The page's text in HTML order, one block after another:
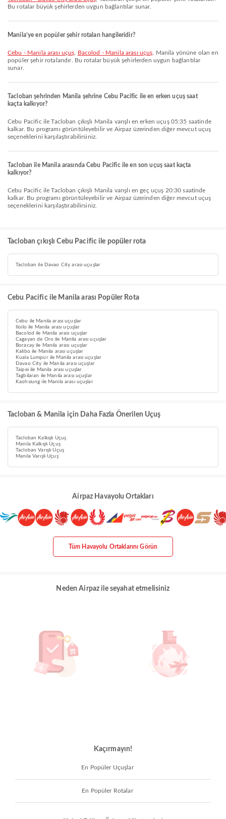
Bu rotalar büyük şehirlerden uygun bağlantılar sunar.
Manila’ye en popüler şehir rotaları hangileridir?
Cebu - Manila arası uçuş Bacolod - Manila arası uçuş , Manila yönüne olan en
popüler şehir rotalarıdır. Bu rotalar büyük şehirlerden uygun bağlantılar
sunar.
Tacloban şehrinden Manila şehrine Cebu Pacific ile en erken uçuş saat
kaçta kalkıyor?
Cebu Pacific ile Tacloban çıkışlı Manila varışlı en erken uçuş 05:35 saatinde
kalkar. Bu programı görüntüleyebilir ve Airpaz üzerinden diğer mevcut uçuş
seçeneklerini karşılaştırabilirsiniz.
Tacloban ile Manila arasında Cebu Pacific ile en son uçuş saat kaçta
kalkıyor?
Cebu Pacific ile Tacloban çıkışlı Manila varışlı en geç uçuş 20:30 saatinde
kalkar. Bu programı görüntüleyebilir ve Airpaz üzerinden diğer mevcut uçuş
seçeneklerini karşılaştırabilirsiniz.
Tacloban çıkışlı Cebu Pacific ile popüler rota
Tacloban ile Davao City arası uçuşlar
Cebu Pacific ile Manila arası Popüler Rota
Cebu ile Manila arası uçuşlar
Iloilo ile Manila arası uçuşlar
Bacolod ile Manila arası uçuşlar
Cagayan de Oro ile Manila arası uçuşlar
Boracay ile Manila arası uçuşlar
Kalibo ile Manila arası uçuşlar
Kuala Lumpur ile Manila arası uçuşlar
Davao City ile Manila arası uçuşlar
Taipei ile Manila arası uçuşlar
Tagbilaran ile Manila arası uçuşlar
Kaohsiung ile Manila arası uçuşlar
Tacloban & Manila için Daha Fazla Önerilen Uçuş
Tacloban Kalkışlı Uçuş
Manila Kalkışlı Uçuş
Tacloban Varışlı Uçuş
Manila Varışlı Uçuş
Airpaz Havayolu Ortakları
Tüm Havayolu Ortaklarını Görün
Neden Airpaz ile seyahat etmelisiniz
Kaçırmayın!
En Popüler Uçuşlar
En Popüler Rotalar